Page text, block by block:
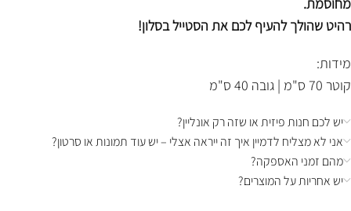
רהיט שהולך להעיף לכם את הסטייל בסלון!
מידות:
קוטר 70 ס"מ | גובה 40 ס"מ
יש לכם חנות פיזית או שזה רק אונליין?
אני לא מצליח לדמיין איך זה ייראה אצלי – יש עוד תמונות או סרטון?
מהם זמני האספקה?
יש אחריות על המוצרים?